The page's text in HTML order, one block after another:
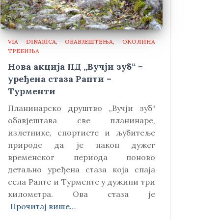
VIA DINARICA ОБАВЈЕШТЕЊА
ОКОЛИНА
ТРЕБИЊА
Нова акција ПД „Вучји зуб“ –
уређена стаза Рапти –
Турменти
Планинарско друштво „Вучји зуб“
обавјештава све планинаре,
излетнике, спортисте и љубитеље
природе да је након дужег
временског периода поново
детаљно уређена стаза која спаја
села Рапте и Турменте у дужини три
километра. Ова стаза је
Прочитај више…